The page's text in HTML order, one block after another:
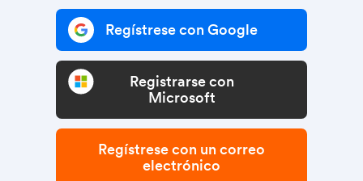
Regístrese con Google
Registrarse con
Microsoft
Regístrese con un correo
electrónico